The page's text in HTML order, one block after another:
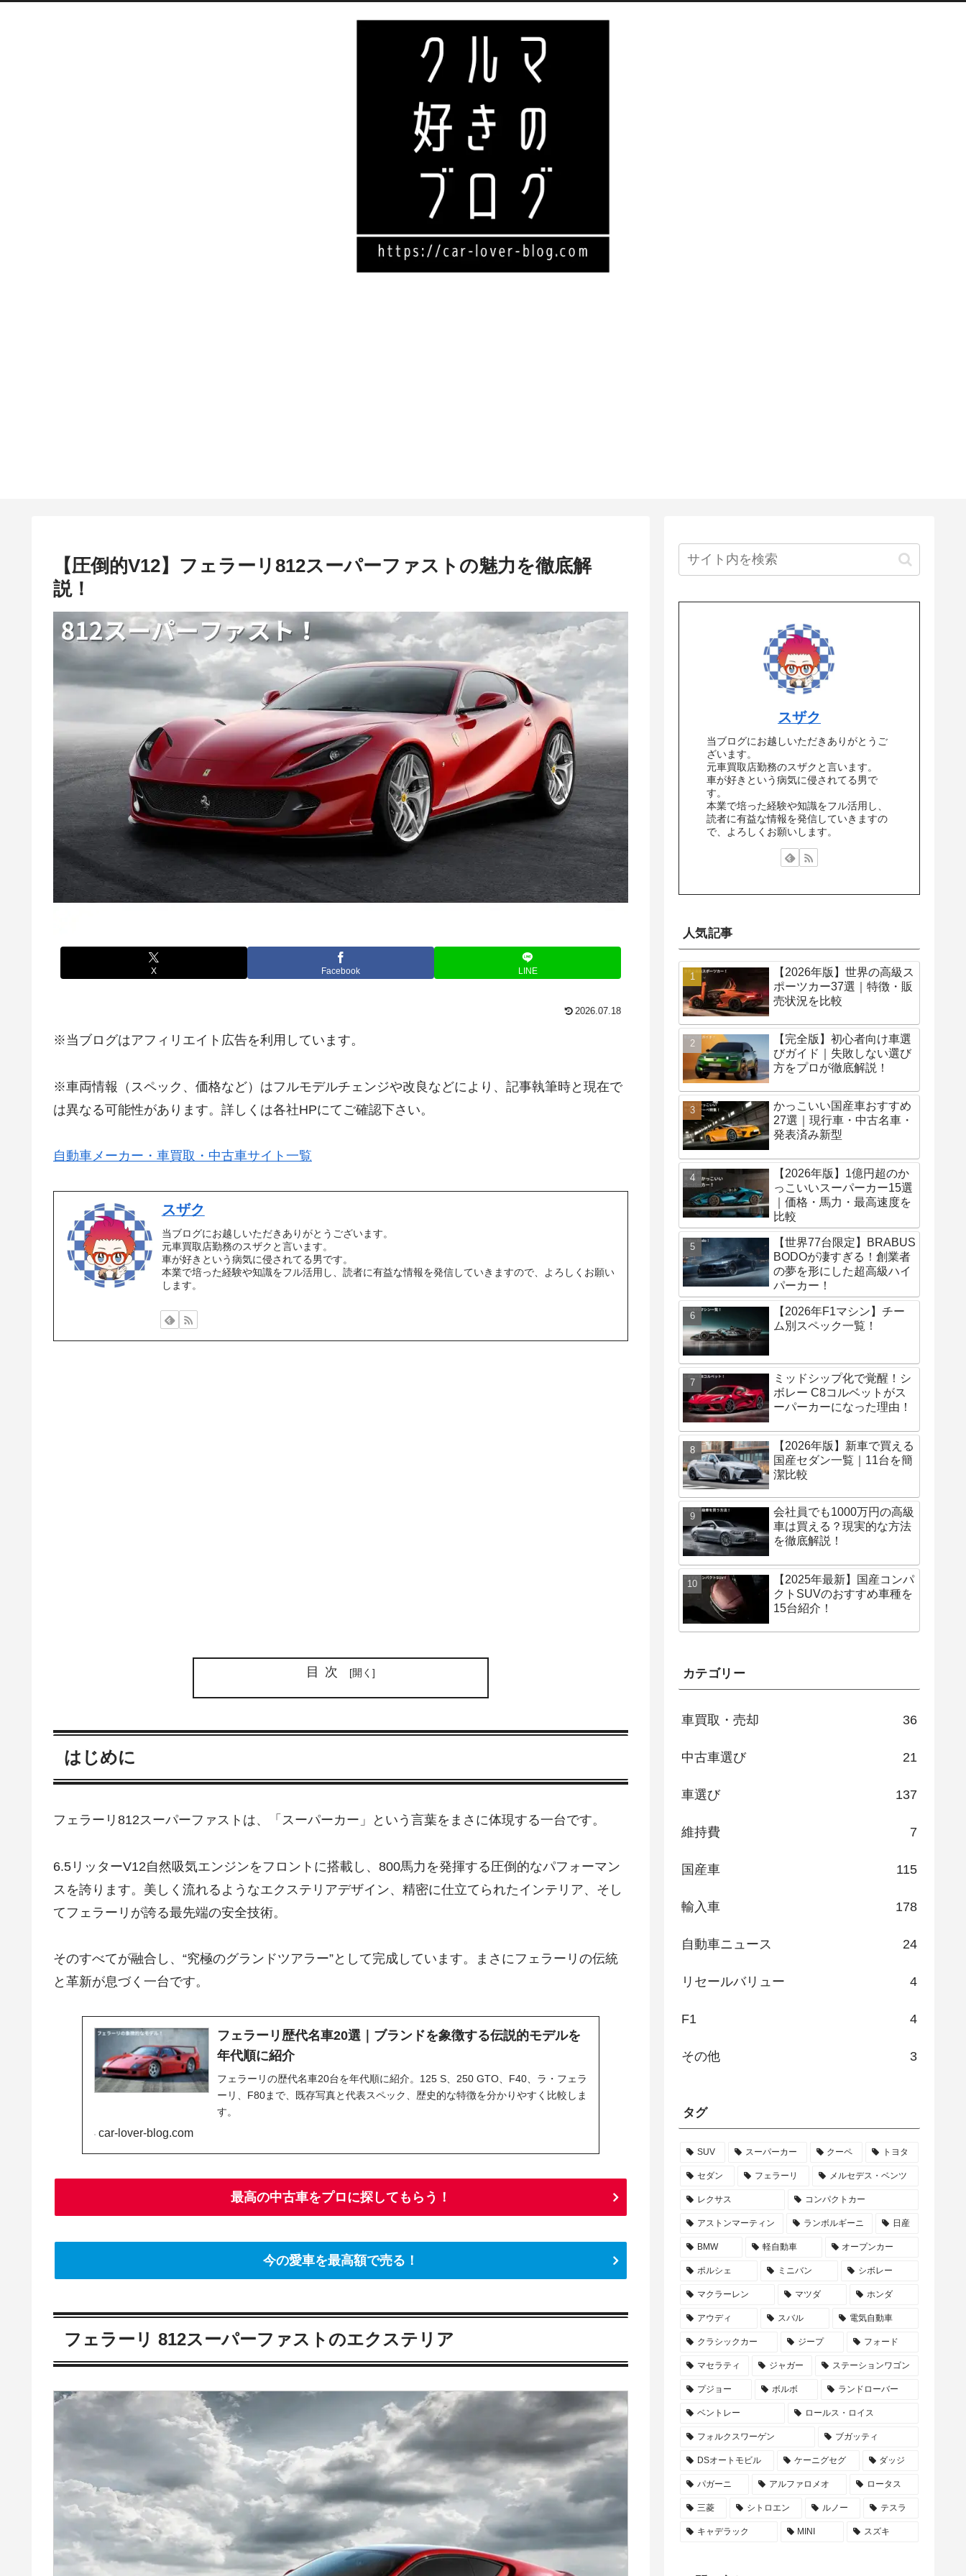
【圧倒的V12】フェラーリ812スーパーファストの魅力を徹底解
説！
X Facebook LINE
2026.07.18
※当ブログはアフィリエイト広告を利用しています。
※車両情報（スペック、価格など）はフルモデルチェンジや改良などにより、記事執筆時と現在で
は異なる可能性があります。詳しくは各社HPにてご確認下さい。
自動車メーカー・車買取・中古車サイト一覧
スザク
当ブログにお越しいただきありがとうございます。
元車買取店勤務のスザクと言います。
車が好きという病気に侵されてる男です。
本業で培った経験や知識をフル活用し、読者に有益な情報を発信していきますので、よろしくお願い
します。
目次
はじめに
フェラーリ812スーパーファストは、「スーパーカー」という言葉をまさに体現する一台です。
6.5リッターV12自然吸気エンジンをフロントに搭載し、800馬力を発揮する圧倒的なパフォーマン
スを誇ります。美しく流れるようなエクステリアデザイン、精密に仕立てられたインテリア、そし
てフェラーリが誇る最先端の安全技術。
そのすべてが融合し、“究極のグランドツアラー”として完成しています。まさにフェラーリの伝統
と革新が息づく一台です。
フェラーリ歴代名車20選｜ブランドを象徴する伝説的モデルを
年代順に紹介
フェラーリの歴代名車20台を年代順に紹介。125 S、250 GTO、F40、ラ・フェラ
ーリ、F80まで、既存写真と代表スペック、歴史的な特徴を分かりやすく比較しま
す。
car-lover-blog.com
最高の中古車をプロに探してもらう！
今の愛車を最高額で売る！
フェラーリ 812スーパーファストのエクステリア
スザク
当ブログにお越しいただきありがとうご
ざいます。
元車買取店勤務のスザクと言います。
車が好きという病気に侵されてる男で
す。
本業で培った経験や知識をフル活用し、
読者に有益な情報を発信していきますの
で、よろしくお願いします。
人気記事
【2026年版】世界の高級ス
ポーツカー37選｜特徴・販
売状況を比較
【完全版】初心者向け車選
びガイド｜失敗しない選び
方をプロが徹底解説！
かっこいい国産車おすすめ
27選｜現行車・中古名車・
発表済み新型
【2026年版】1億円超のか
っこいいスーパーカー15選
｜価格・馬力・最高速度を
比較
【世界77台限定】BRABUS
BODOが凄すぎる！創業者
の夢を形にした超高級ハイ
パーカー！
【2026年F1マシン】チー
ム別スペック一覧！
ミッドシップ化で覚醒！シ
ボレー C8コルベットがス
ーパーカーになった理由！
【2026年版】新車で買える
国産セダン一覧｜11台を簡
潔比較
会社員でも1000万円の高級
車は買える？現実的な方法
を徹底解説！
【2025年最新】国産コンパ
クトSUVのおすすめ車種を
15台紹介！
カテゴリー
車買取・売却 36
中古車選び 21
車選び 137
維持費 7
国産車 115
輸入車 178
自動車ニュース 24
リセールバリュー 4
F1 4
その他 3
タグ
SUV スーパーカー クーペ トヨタ
セダン フェラーリ メルセデス・ベンツ
レクサス コンパクトカー
アストンマーティン ランボルギーニ 日産
BMW 軽自動車 オープンカー
ポルシェ ミニバン シボレー
マクラーレン マツダ ホンダ
アウディ スバル 電気自動車
クラシックカー ジープ フォード
マセラティ ジャガー ステーションワゴン
プジョー ボルボ ランドローバー
ベントレー ロールス・ロイス
フォルクスワーゲン ブガッティ
DSオートモビル ケーニグセグ ダッジ
パガーニ アルファロメオ ロータス
三菱 シトロエン ルノー テスラ
キャデラック MINI スズキ